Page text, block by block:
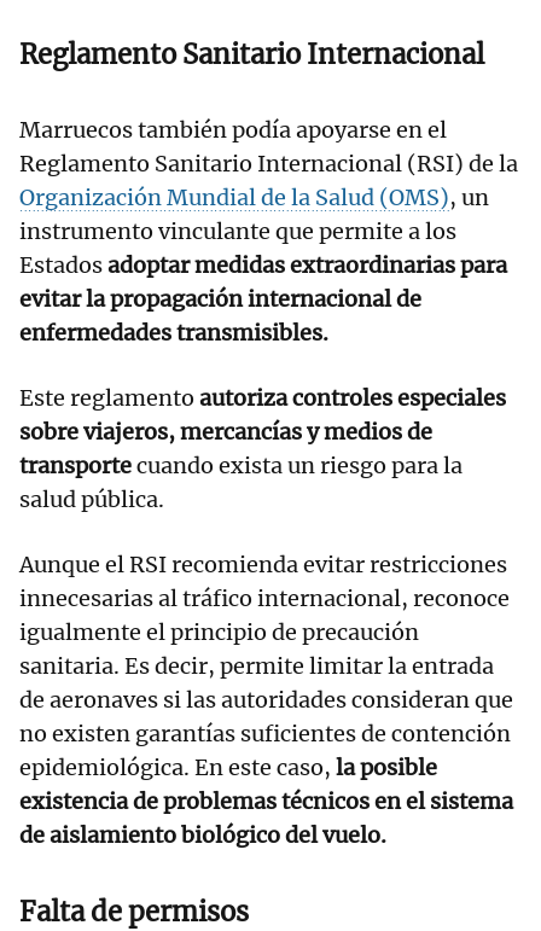
Reglamento Sanitario Internacional
Marruecos también podía apoyarse en el
Reglamento Sanitario Internacional (RSI) de la
Organización Mundial de la Salud (OMS), un
instrumento vinculante que permite a los
Estadosadoptar medidas extraordinarias para
evitar la propagación internacional de
enfermedades transmisibles.
Este reglamento autoriza controles especiales
sobre viajeros, mercancías y medios de
transportecuando exista un riesgo para la
salud pública.
Aunque el RSI recomienda evitar restricciones
innecesarias al tráfico internacional, reconoce
igualmente el principio de precaución
sanitaria. Es decir, permite limitar la entrada
de aeronaves si las autoridades consideran que
no existen garantías suficientes de contención
epidemiológica. En este caso, la posible
existencia de problemas técnicos en el sistema
de aislamiento biológico del vuelo.
Falta de permisos